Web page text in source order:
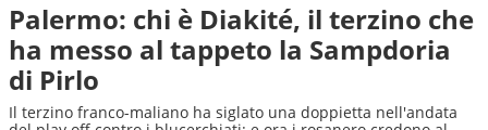
Palermo: chi è Diakité, il terzino che
ha messo al tappeto la Sampdoria
di Pirlo
Il terzino franco-maliano ha siglato una doppietta nell'andata